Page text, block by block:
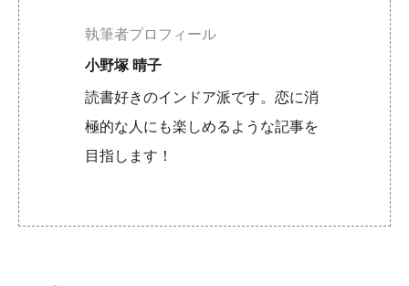
執筆者プロフィール
小野塚 晴子
読書好きのインドア派です。恋に消
極的な人にも楽しめるような記事を
目指します！